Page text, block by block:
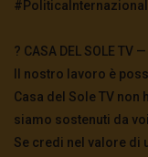
? CASA DEL SOLE
Il nostro lavoro è
Casa del Sole TV
siamo sostenuti da
Se credi nel valore di